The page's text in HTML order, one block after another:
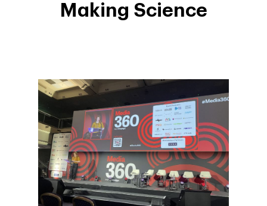
Making Science